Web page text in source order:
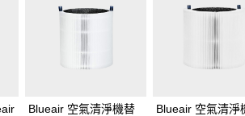
期帳單所需資料之確認、核對及更正。
詳閱以下連結：
https://oppay.tw/userRule
Blueair 空氣清淨機替
Blueair 空氣清淨